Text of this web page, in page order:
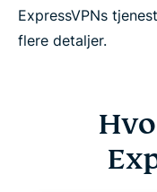
ExpressVPNs
flere detaljer.